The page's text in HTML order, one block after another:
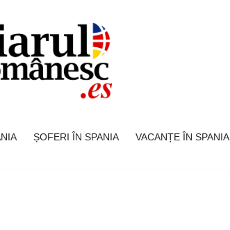
ȘOFERI ÎN SPANIA VACANȚE ÎN SPANIA